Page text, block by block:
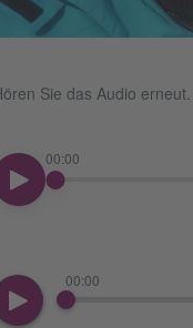
Sie das Audio
00:00
00:00
00:00